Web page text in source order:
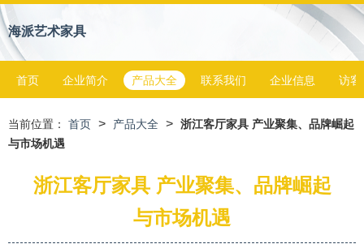
海派艺术家具
首页 企业简介 产品大全 联系我们 企业信息 访客
当前位置： 首页 > 产品大全 > 浙江客厅家具 产业聚集、品牌崛起
与市场机遇
浙江客厅家具 产业聚集、品牌崛起
与市场机遇